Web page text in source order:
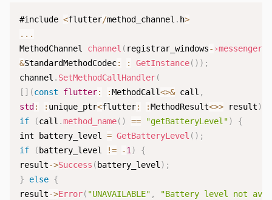
#include <flutter/method_channel . h>
...
MethodChannel channel ( registrar_windows- ›messenger
&StandardMethodCodec: : GetInstance( ) ) ;
channel . SetMethodCallHandler(
[ ] (const flutter: :MethodCall<>& call ,
std : : unique_ptr<flutter: :MethodResult<>> result)
if
(call .method_name( ) == "getBatteryLevel")
{
int battery_level = GetBatteryLevel ( ) ;
if
( battery_level != -1)
{
result->Success ( battery_level) ;
}
else {
result->Error( "UNAVAILABLE" ,
"Battery level not